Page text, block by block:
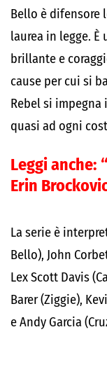
Bello è difensore
laurea in legge.
brillante e
cause per cui si
Rebel si
quasi ad ogni
Leggi anche:
Erin
La serie è
Bello), John
Lex Scott Davis
Barer (Ziggie),
e Andy Garcia